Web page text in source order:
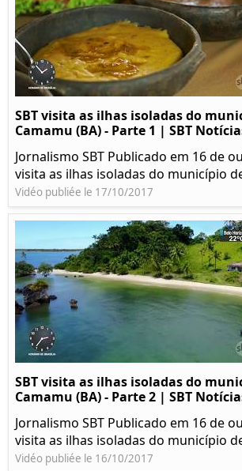
SBT visita as ilhas isoladas do
Camamu (BA) - Parte 1 | SBT
Jornalismo SBT Publicado em 16 de
visita as ilhas isoladas do município
Vidéo publiée le 17/10/2017
SBT visita as ilhas isoladas do
Camamu (BA) - Parte 2 | SBT
Jornalismo SBT Publicado em 16 de
visita as ilhas isoladas do município
Vidéo publiée le 16/10/2017